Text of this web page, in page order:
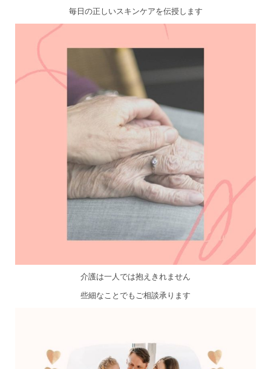
毎日の正しいスキンケアを伝授します
介護は一人では抱えきれません
些細なことでもご相談承ります